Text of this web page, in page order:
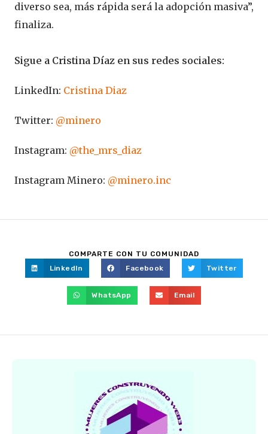
diverso sea, más rápida será la adopción masiva”,
finaliza.
Sigue a Cristina Díaz en sus redes sociales:
LinkedIn: Cristina Diaz
Twitter: @minero
Instagram: @the_mrs_diaz
Instagram Minero: @minero.inc
COMPARTE CON TU COMUNIDAD
LinkedIn
Facebook Twitter
WhatsApp Email